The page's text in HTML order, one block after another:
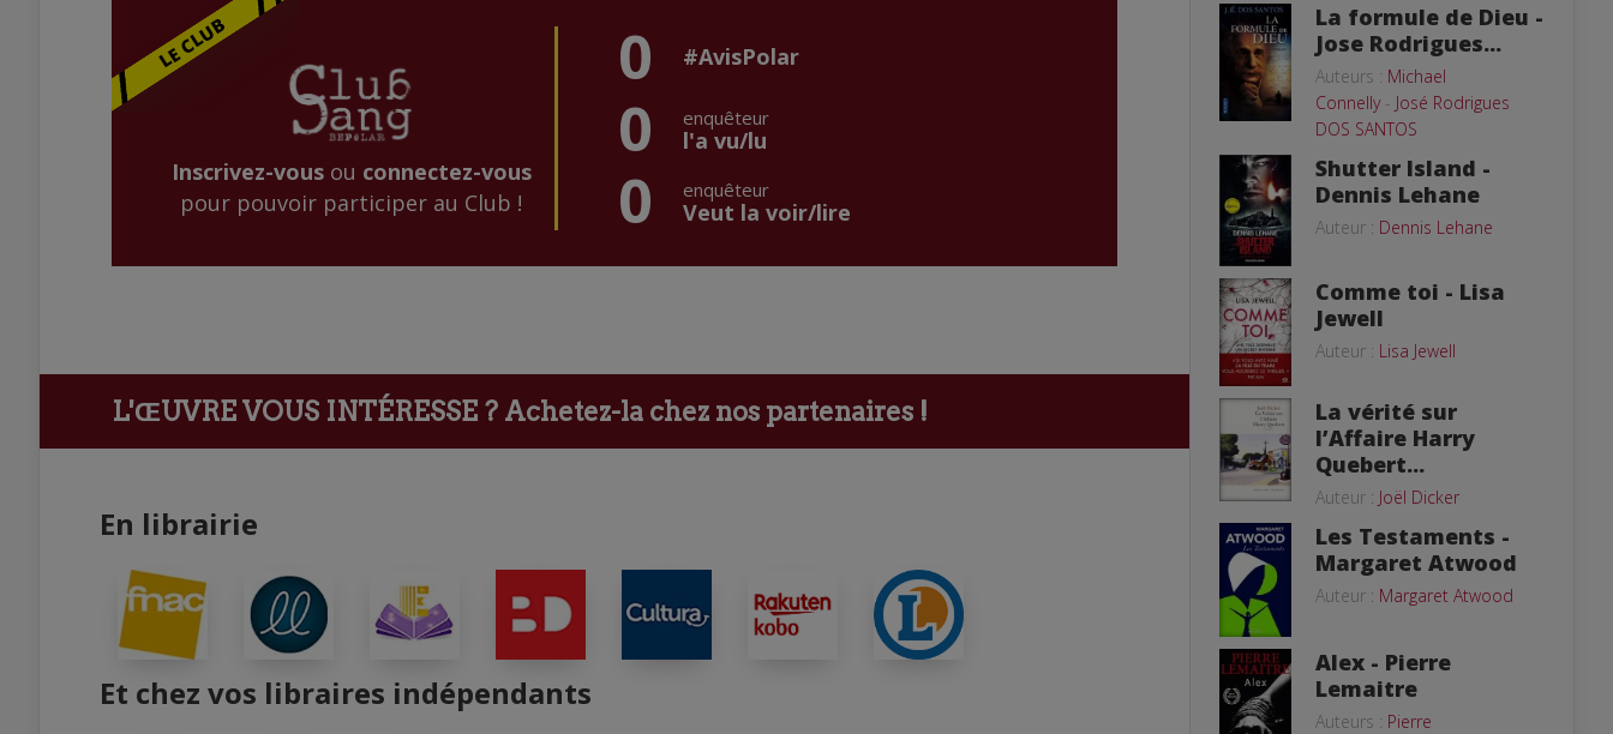
Inscrivez-vousou connectez-vous
pour pouvoir participer au Club !
0 #AvisPolar
0 enquêteur
l'a vu/lu
0 enquêteur
Veut la voir/lire
L'ŒUVRE VOUS INTÉRESSE ? Achetez-la chez nos partenaires !
En librairie
Et chez vos libraires indépendants
La formule de Dieu -
Jose Rodrigues...
Auteurs : Michael
Connelly- José Rodrigues
DOS SANTOS
Shutter Island -
Dennis Lehane
Auteur : Dennis Lehane
Comme toi - Lisa
Jewell
Auteur : Lisa Jewell
La vérité sur
l’Affaire Harry
Quebert...
Auteur : Joël Dicker
Les Testaments -
Margaret Atwood
Auteur : Margaret Atwood
Alex - Pierre
Lemaitre
Auteurs : Pierre